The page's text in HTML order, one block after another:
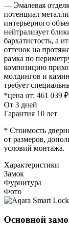
— Эмалевая
потенциал
интерьерного
нейтрализует
бархатистость, а
оттенок на
рамка по
композицию
молдингов и
требует
*цена от: 461 039 ₽
От 3 дней
Гарантия 10 лет
* Стоимость
от размеров,
условий монтажа.
Характеристики
Замок
Фурнитура
Фото
Основной